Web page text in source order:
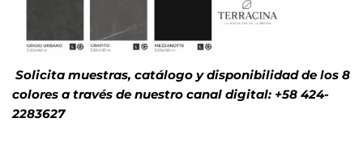
Solicita muestras, catálogo y disponibilidad de los 8
colores a través de nuestro canal digital: +58 424-
2283627